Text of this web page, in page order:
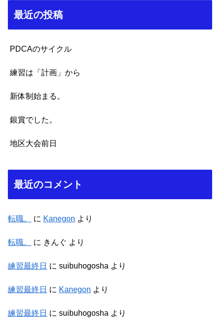
最近の投稿
PDCAのサイクル
練習は「計画」から
新体制始まる。
銀賞でした。
地区大会前日
最近のコメント
転職。 に Kanegon より
転職。 に きんぐ より
練習最終日 に suibuhogosha より
練習最終日 に Kanegon より
練習最終日 に suibuhogosha より